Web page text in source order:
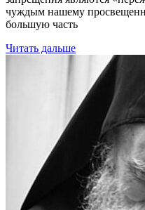
чуждым нашему
большую часть
Читать дальше